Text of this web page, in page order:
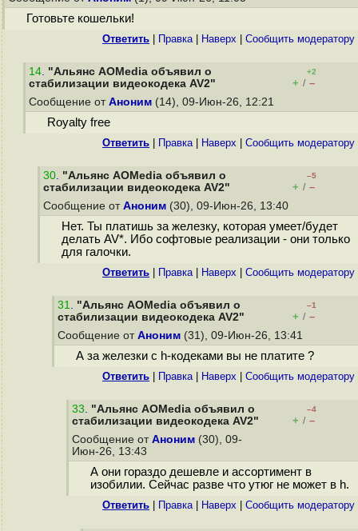
Готовьте кошельки!
Ответить Правка| Наверх Cообщить модератору
14. "Альянс AOMedia объявил о
стабилизации видеокодека AV2"
+2
+ / –
Сообщение от Аноним (14), 09-Июн-26, 12:21
Royalty free
Ответить Правка| Наверх Cообщить модератору
30. "Альянс AOMedia объявил о
стабилизации видеокодека AV2"
–5
+ / –
Сообщение от Аноним (30), 09-Июн-26, 13:40
Нет. Ты платишь за железку, которая умеет/будет
делать AV*. Ибо софтовые реализации - они только
для галочки.
Ответить Правка| Наверх Cообщить модератору
31. "Альянс AOMedia объявил о
стабилизации видеокодека AV2"
–1
+ / –
Сообщение от Аноним (31), 09-Июн-26, 13:41
А за железки с h-кодеками вы не платите ?
Ответить Правка| Наверх Cообщить модератору
33. "Альянс AOMedia объявил о
стабилизации видеокодека AV2"
–4
+ / –
Сообщение от Аноним (30), 09-
Июн-26, 13:43
А они гораздо дешевле и ассортимент в
изобилии. Сейчас разве что утюг не может в h.
Ответить Правка| Наверх Cообщить модератору